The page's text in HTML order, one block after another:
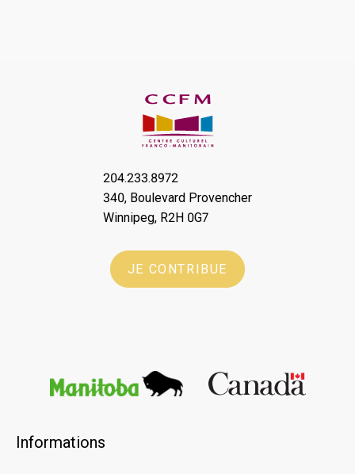
204.233.8972
340, Boulevard Provencher
Winnipeg, R2H 0G7
JE CONTRIBUE
Informations